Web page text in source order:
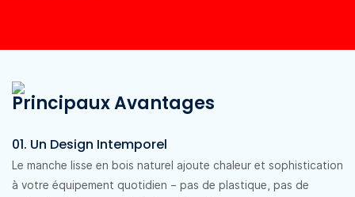
Principaux Avantages
01. Un Design Intemporel
Le manche lisse en bois naturel ajoute chaleur et sophistication
à votre équipement quotidien – pas de plastique, pas de